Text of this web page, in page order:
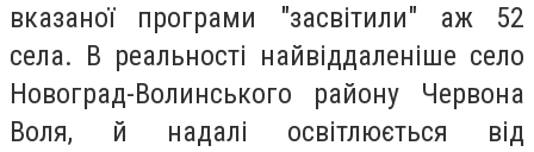
вказаної програми "засвітили" аж 52
села. В реальності найвіддаленіше село
Новоград-Волинського району Червона
Воля, й надалі освітлюється від